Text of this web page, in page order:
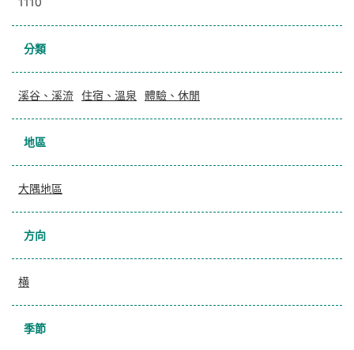
分類
溪谷、溪流 住宿、溫泉 體驗、休閒
地區
大隅地區
方向
横
季節